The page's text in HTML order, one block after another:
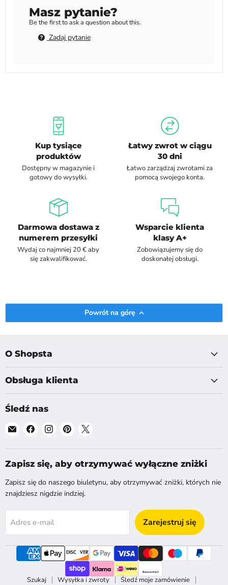
Masz pytanie?
Be the first to ask a question about this.
Zadaj pytanie
Kup tysiące
produktów
Dostępny w magazynie i
gotowy do wysyłki.
Łatwy zwrot w ciągu
30 dni
Łatwo zarządzaj zwrotami za
pomocą swojego konta.
Darmowa dostawa z
numerem przesyłki
Wydaj co najmniej 20 € aby
się zakwalifikować.
Wsparcie klienta
klasy A+
Zobowiązujemy się do
doskonałej obsługi.
Powrót na górę
O Shopsta
Obsługa klienta
Śledź nas
Znajdź
na
E-
Znajdź
na
Facebook
Znajdź
na
Instagram
Znajdź
na
Pinterest
na
X
Zapisz się, aby otrzymywać wyłączne zniżki
Zapisz się do naszego biuletynu, aby otrzymywać zniżki, których nie
znajdziesz nigdzie indziej.
Adres e-mail Zarejestruj się
Szukaj Wysyłka i zwroty Śledź moje zamówienie